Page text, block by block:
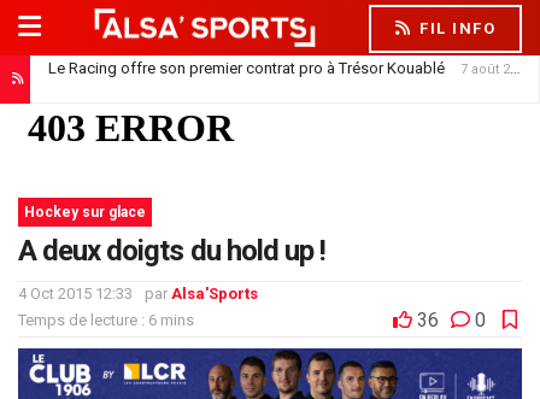
FIL INFO
Le Racing offre son premier contrat pro à Trésor Kouablé
7 août 2026
Kojo Oppong : le Racing entre dans la danse 6 août 2026
Hockey sur glace
A deux doigts du hold up !
4 Oct 2015 12:33 par Alsa'Sports
Temps de lecture : 6 mins
36 0